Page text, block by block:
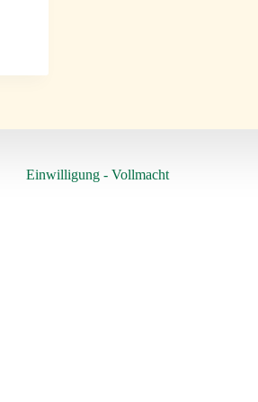
Einwilligung - Vollmacht